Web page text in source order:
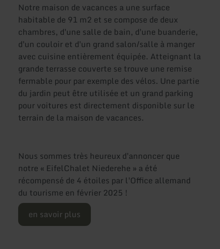
Notre maison de vacances a une surface
habitable de 91 m2 et se compose de deux
chambres, d'une salle de bain, d'une buanderie,
d'un couloir et d'un grand salon/salle à manger
avec cuisine entièrement équipée. Atteignant la
grande terrasse couverte se trouve une remise
fermable pour par exemple des vélos. Une partie
du jardin peut être utilisée et un grand parking
pour voitures est directement disponible sur le
terrain de la maison de vacances.
Nous sommes très heureux d'annoncer que
notre « EifelChalet Niederehe » a été
récompensé de 4 étoiles par l'Office allemand
du tourisme en février 2025 !
en savoir plus